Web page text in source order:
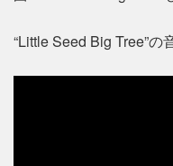
“Little Seed Big Tree”の